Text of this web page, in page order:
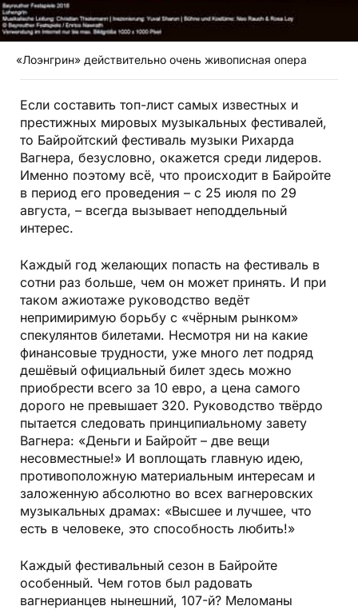
«Лоэнгрин» действительно очень живописная опера
Если составить топ-лист самых известных и
престижных мировых музыкальных фестивалей,
то Байройтский фестиваль музыки Рихарда
Вагнера, безусловно, окажется среди лидеров.
Именно поэтому всё, что происходит в Байройте
в период его проведения – с 25 июля по 29
августа, – всегда вызывает неподдельный
интерес.
Каждый год желающих попасть на фестиваль в
сотни раз больше, чем он может принять. И при
таком ажиотаже руководство ведёт
непримиримую борьбу с «чёрным рынком»
спекулянтов билетами. Несмотря ни на какие
финансовые трудности, уже много лет подряд
дешёвый официальный билет здесь можно
приобрести всего за 10 евро, а цена самого
дорого не превышает 320. Руководство твёрдо
пытается следовать принципиальному завету
Вагнера: «Деньги и Байройт – две вещи
несовместные!» И воплощать главную идею,
противоположную материальным интересам и
заложенную абсолютно во всех вагнеровских
музыкальных драмах: «Высшее и лучшее, что
есть в человеке, это способность любить!»
Каждый фестивальный сезон в Байройте
особенный. Чем готов был радовать
вагнерианцев нынешний, 107-й? Меломаны